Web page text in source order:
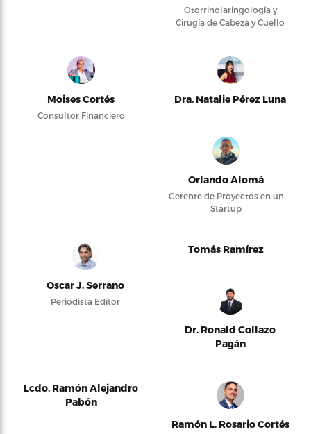
Otorrinolaringología y
Cirugía de Cabeza y Cuello
Moises Cortés
Consultor Financiero
Dra. Natalie Pérez Luna
Orlando Alomá
Gerente de Proyectos en un
Startup
Oscar J. Serrano
Periodista Editor
Tomás Ramírez
Dr. Ronald Collazo
Pagán
Lcdo. Ramón Alejandro
Pabón
Ramón L. Rosario Cortés